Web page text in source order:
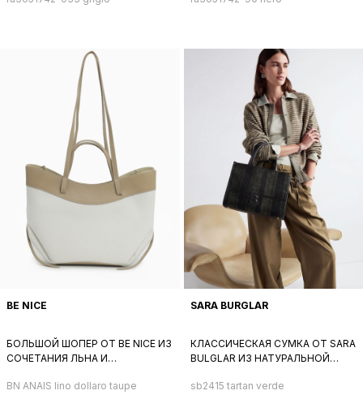
BE NICE
БОЛЬШОЙ ШОПЕР ОТ BE NICE ИЗ
СОЧЕТАНИЯ ЛЬНА И
ЦВЕТА
BN ANAIS lino dollaro taupe
SARA BURGLAR
КЛАССИЧЕСКАЯ СУМКА ОТ SARA
BULGLAR ИЗ НАТУРАЛЬНОЙ
ЦВЕТА
sb2415 tartan verde